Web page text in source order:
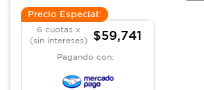
Precio Especial:
6 cuotas x
(sin intereses)
$59,741
Pagando con: